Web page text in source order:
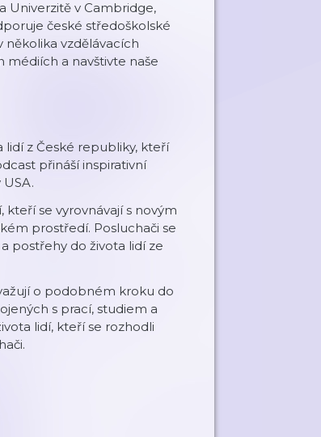
Univerzitě v Cambridge,
české středoškolské
několika vzdělávacích
médiích a navštivte naše
lidí z České republiky, kteří
přináší inspirativní
se vyrovnávají s novým
prostředí. Posluchači se
postřehy do života lidí ze
o podobném kroku do
s prací, studiem a
lidí, kteří se rozhodli